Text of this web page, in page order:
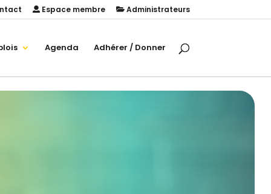
Espace membre Administrateurs
Agenda Adhérer / Donner